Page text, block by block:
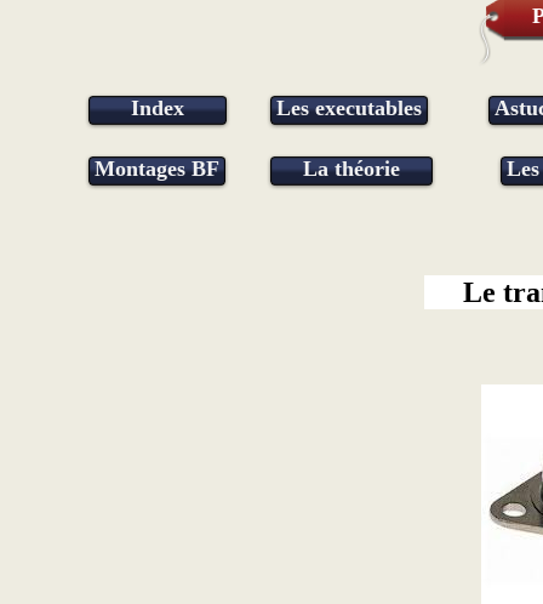
Index Les executables
Montages BF La théorie
Le